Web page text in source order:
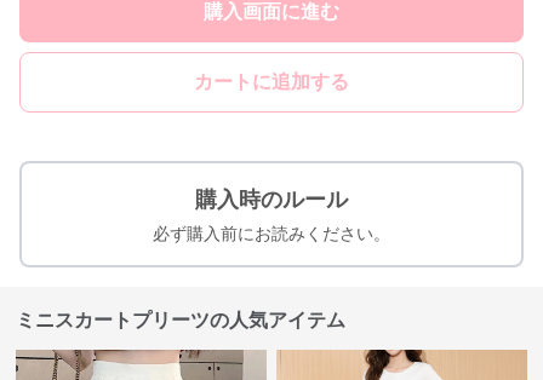
購入画面に進む
カートに追加する
購入時のルール
必ず購入前にお読みください。
ミニスカートプリーツの人気アイテム